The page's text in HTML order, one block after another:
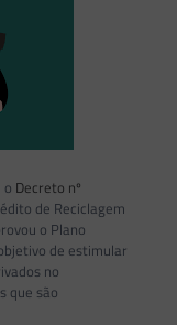
Decreto nº
de Reciclagem
o Plano
de estimular
no
que são